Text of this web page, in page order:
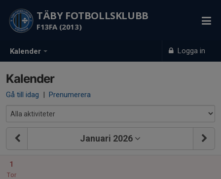
Kalender Logga in
TÄBY FOTBOLLSKLUBB
F13FA (2013)
Kalender
Gå till idag | Prenumerera
Januari 2026
1
Tor